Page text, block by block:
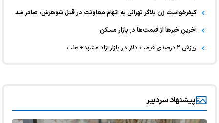
کیفرخواست زن بلاگر تهرانی به اتهام معاونت در قتل شوهرش، صادر شد
آخرین خبر‌ها از قیمت‌ها در بازار مسکن
ریزش ۲ درصدی قیمت دلار در بازار آزاد مشهد+ علت
پیشنهاد سردبیر